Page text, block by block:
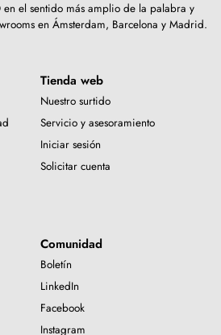
el sentido más amplio de la palabra y
en Ámsterdam, Barcelona y Madrid.
Tienda web
Nuestro surtido
Servicio y asesoramiento
Iniciar sesión
Solicitar cuenta
Comunidad
Boletín
LinkedIn
Facebook
Instagram